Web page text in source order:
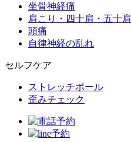
坐骨神経痛
肩こり・四十肩・五十肩
頭痛
自律神経の乱れ
セルフケア
ストレッチポール
歪みチェック